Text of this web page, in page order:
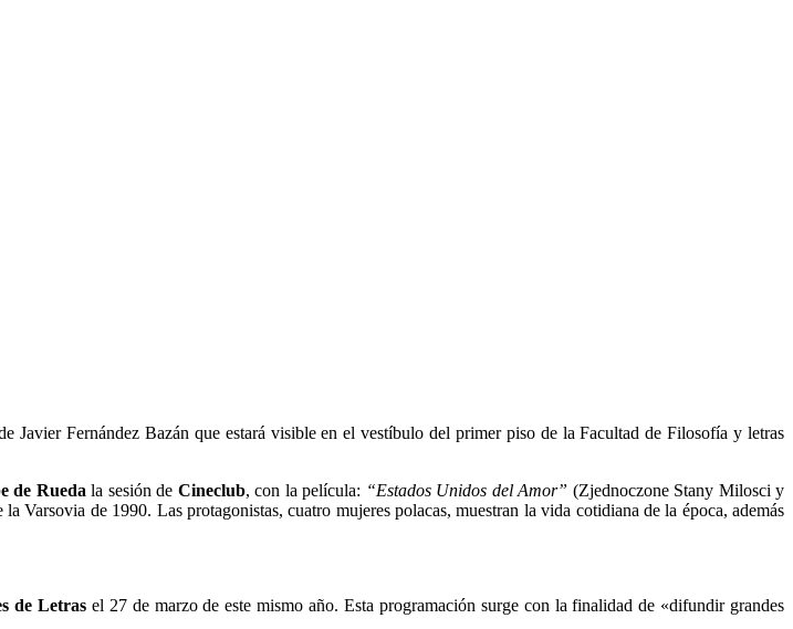
Javier Fernández Bazán que estará visible en el vestíbulo del primer piso de la Facultad de Filosofía y letras
de Rueda la sesión de Cineclub, con la película: “Estados Unidos del Amor” (Zjednoczone Stany Milosci y
de 1990. Las protagonistas, cuatro mujeres polacas, muestran la vida cotidiana de la época, además
de Letras el 27 de marzo de este mismo año. Esta programación surge con la finalidad de «difundir grandes